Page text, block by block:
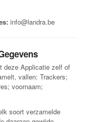
info@landra.be
deze Applicatie zelf of
vallen: Trackers;
voornaam;
soort verzamelde